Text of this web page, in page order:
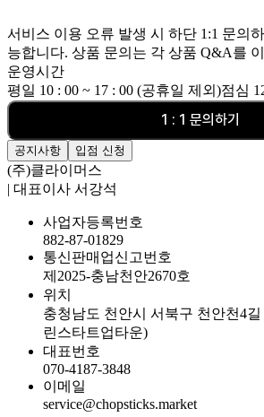
서비스 이용 오류 발생 시 하단 1:1 문의
능합니다. 상품 문의는 각 상품 Q&A를
운영시간
평일 10 : 00 ~ 17 : 00 (공휴일 제외)점심
1 : 1 문의하기
공지사항 입점 신청
(주)클라이머스
| 대표이사 서강석
사업자등록번호
882-87-01829
통신판매업신고번호
제2025-충남천안2670호
위치
충청남도 천안시 서북구 천안천4
린스타트업타운)
대표번호
070-4187-3848
이메일
service@chopsticks.market